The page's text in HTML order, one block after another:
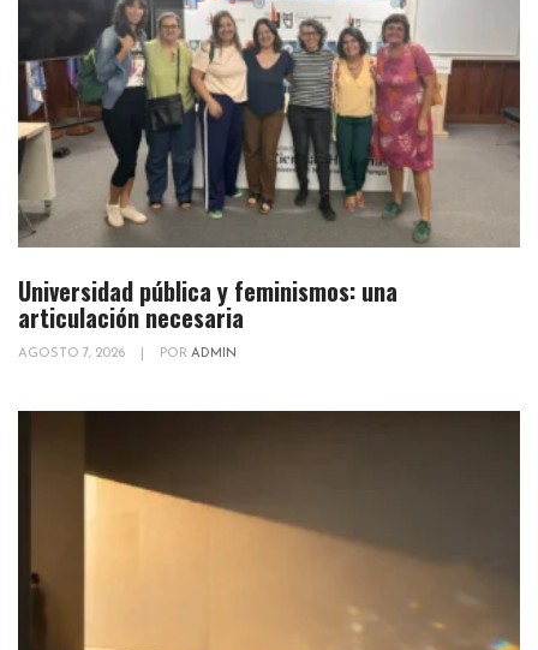
Universidad pública y feminismos: una
articulación necesaria
AGOSTO 7, 2026 POR ADMIN